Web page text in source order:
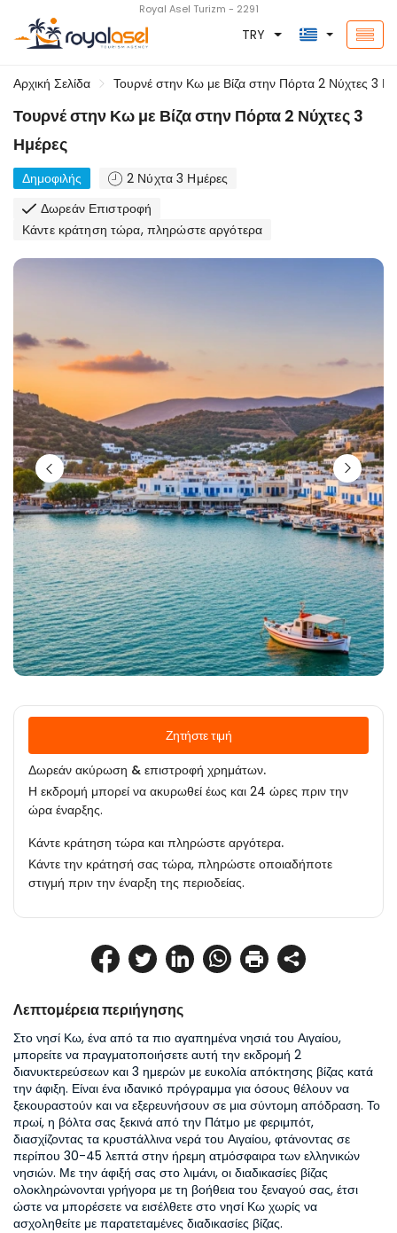
Royal Asel Turizm - 2291
TRY
Αρχική Σελίδα Τουρνέ στην Κω με Βίζα στην Πόρτα 2 Νύχτες 3
Τουρνέ στην Κω με Βίζα στην Πόρτα 2 Νύχτες 3
Ημέρες
Δημοφιλής
2 Νύχτα 3 Ημέρες
Δωρεάν Επιστροφή
Κάντε κράτηση τώρα, πληρώστε αργότερα
Λεπτομέρεια περιήγησης
Στο νησί Κω, ένα από τα πιο αγαπημένα νησιά του Αιγαίου,
μπορείτε να πραγματοποιήσετε αυτή την εκδρομή 2
διανυκτερεύσεων και 3 ημερών με ευκολία απόκτησης βίζας κατά
την άφιξη. Είναι ένα ιδανικό πρόγραμμα για όσους θέλουν να
ξεκουραστούν και να εξερευνήσουν σε μια σύντομη απόδραση. Το
πρωί, η βόλτα σας ξεκινά από την Πάτμο με φεριμπότ,
διασχίζοντας τα κρυστάλλινα νερά του Αιγαίου, φτάνοντας σε
περίπου 30-45 λεπτά στην ήρεμη ατμόσφαιρα των ελληνικών
νησιών. Με την άφιξή σας στο λιμάνι, οι διαδικασίες βίζας
ολοκληρώνονται γρήγορα με τη βοήθεια του ξεναγού σας, έτσι
ώστε να μπορέσετε να εισέλθετε στο νησί Κω χωρίς να
ασχοληθείτε με παρατεταμένες διαδικασίες βίζας.
Ζητήστε τιμή
Δωρεάν ακύρωση & επιστροφή χρημάτων.
Η εκδρομή μπορεί να ακυρωθεί έως και 24 ώρες πριν την
ώρα έναρξης.
Κάντε κράτηση τώρα και πληρώστε αργότερα.
Κάντε την κράτησή σας τώρα, πληρώστε οποιαδήποτε
στιγμή πριν την έναρξη της περιοδείας.